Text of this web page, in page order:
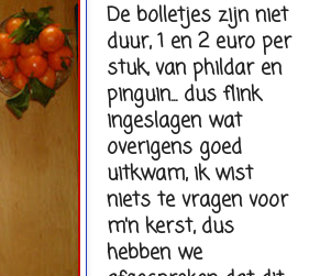
De bolletjes zijn niet
duur, 1 en 2 euro per
stuk, van phildar en
pinguin... dus flink
ingeslagen wat
overigens goed
uitkwam, ik wist
niets te vragen voor
m'n kerst, dus
hebben we